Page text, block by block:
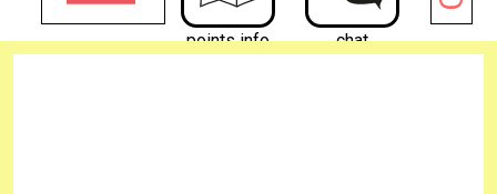
points info chat